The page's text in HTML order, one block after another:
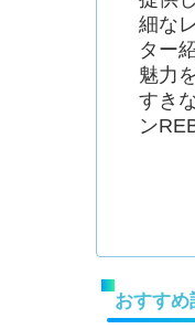
細な
ター
魅力
すき
ン
おすすめ